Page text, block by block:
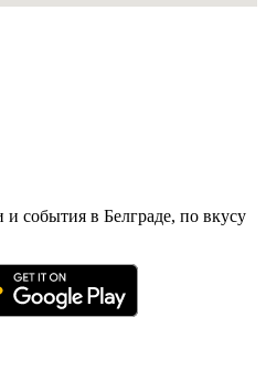
события в Белграде, по вкусу